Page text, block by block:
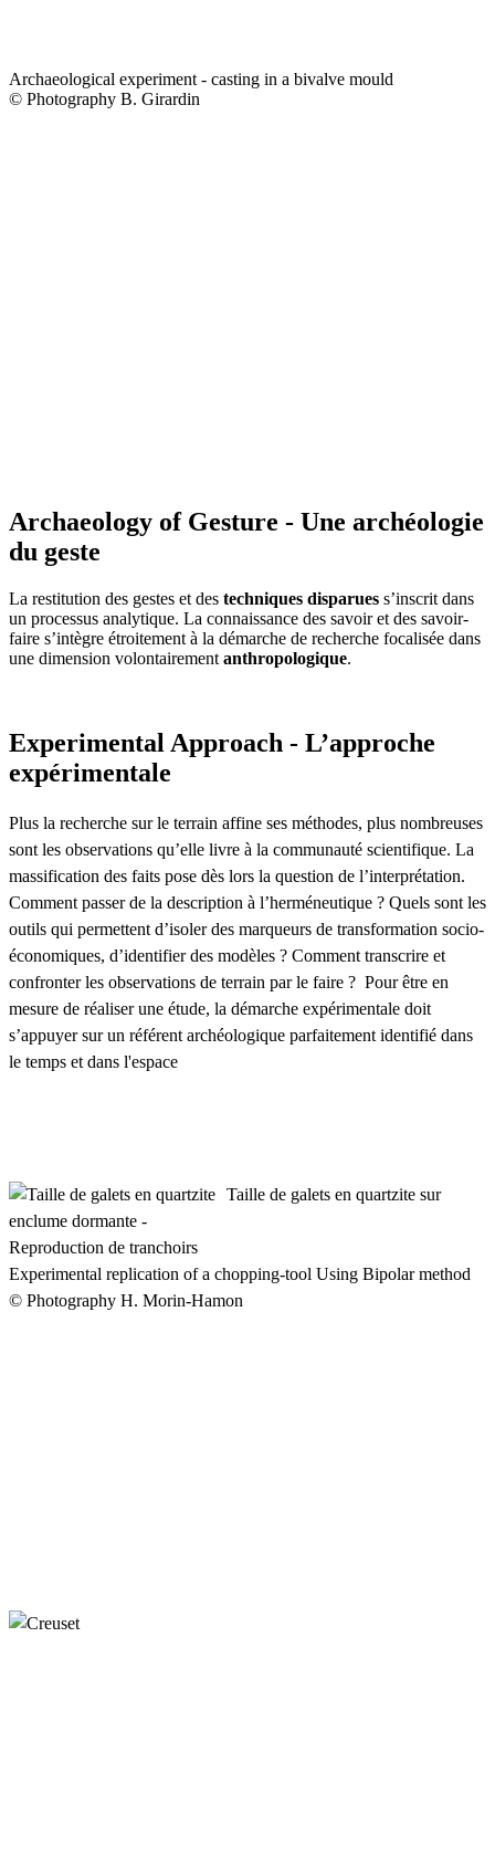
Archaeological experiment - casting in a bivalve mould
© Photography B. Girardin
Archaeology of Gesture - Une archéologie
du geste
La restitution des gestes et des techniques disparues s’inscrit dans
un processus analytique. La connaissance des savoir et des savoir-
faire s’intègre étroitement à la démarche de recherche focalisée dans
une dimension volontairement anthropologique.
Experimental Approach - L’approche
expérimentale
Plus la recherche sur le terrain affine ses méthodes, plus nombreuses
sont les observations qu’elle livre à la communauté scientifique. La
massification des faits pose dès lors la question de l’interprétation.
Comment passer de la description à l’herméneutique ? Quels sont les
outils qui permettent d’isoler des marqueurs de transformation socio-
économiques, d’identifier des modèles ? Comment transcrire et
confronter les observations de terrain par le faire ? Pour être en
mesure de réaliser une étude, la démarche expérimentale doit
s’appuyer sur un référent archéologique parfaitement identifié dans
le temps et dans l'espace
Taille de galets en quartzite sur
enclume dormante -
Reproduction de tranchoirs
Experimental replication of a chopping-tool Using Bipolar method
© Photography H. Morin-Hamon